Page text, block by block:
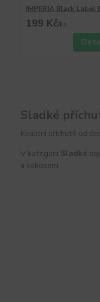
IMPERIA Black Label
199 Kč/ks
Sladké
Kvalitní příchutě od
V kategorii Sladké
a kokosem.